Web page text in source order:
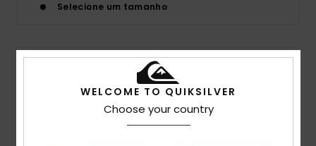
Selecione um tamanho
Detalhes e funcionalidades
Casaco puffer Azul Homem
Código de Cor
WELCOME TO QUIKSILVER
Choose your country